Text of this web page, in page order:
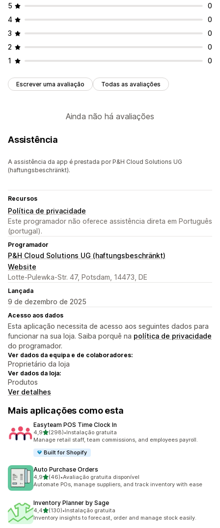
5
0
4
0
3
0
2
0
1
0
Escrever uma avaliação Todas as avaliações
Ainda não há avaliações
Assistência
A assistência da app é prestada por P&H Cloud Solutions UG
(haftungsbeschränkt).
Recursos
Política de privacidade
Este programador não oferece assistência direta em Português
(portugal).
Programador
P&H Cloud Solutions UG (haftungsbeschränkt)
Website
Lotte-Pulewka-Str. 47, Potsdam, 14473, DE
Lançada
9 de dezembro de 2025
Acesso aos dados
Esta aplicação necessita de acesso aos seguintes dados para
funcionar na sua loja. Saiba porquê na política de privacidade
do programador.
Ver dados da equipa e de colaboradores:
Proprietário da loja
Ver dados da loja:
Produtos
Ver detalhes
Mais aplicações como esta
Easyteam POS Time Clock In
4,9de 5 estrelas
(298)
298 total de avaliações
•Instalação gratuita
Manage retail staff, team commissions, and employees payroll.
Built for Shopify
Auto Purchase Orders
4,9de 5 estrelas
(46)
46 total de avaliações
•Avaliação gratuita disponível
Automate POs, manage suppliers, and track inventory with ease
Inventory Planner by Sage
4,4de 5 estrelas
(130)
130 total de avaliações
•Instalação gratuita
Inventory insights to forecast, order and manage stock easily.